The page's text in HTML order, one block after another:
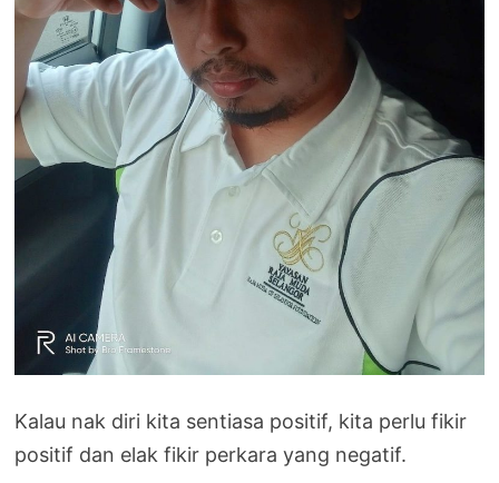
Kalau nak diri kita sentiasa positif, kita perlu fikir
positif dan elak fikir perkara yang negatif.